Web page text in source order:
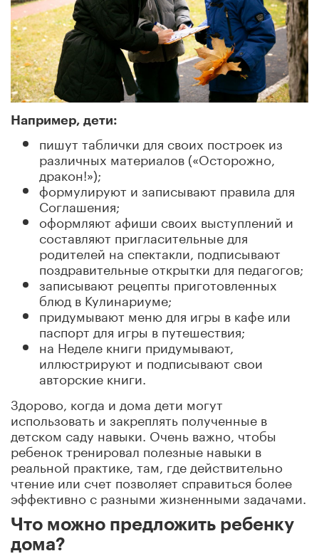
Например, дети:
пишут таблички для своих построек из
различных материалов («Осторожно,
дракон!»);
формулируют и записывают правила для
Соглашения;
оформляют афиши своих выступлений и
составляют пригласительные для
родителей на спектакли, подписывают
поздравительные открытки для педагогов;
записывают рецепты приготовленных
блюд в Кулинариуме;
придумывают меню для игры в кафе или
паспорт для игры в путешествия;
на Неделе книги придумывают,
иллюстрируют и подписывают свои
авторские книги.
Здорово, когда и дома дети могут
использовать и закреплять полученные в
детском саду навыки. Очень важно, чтобы
ребенок тренировал полезные навыки в
реальной практике, там, где действительно
чтение или счет позволяет справиться более
эффективно с разными жизненными задачами.
Что можно предложить ребенку
дома?